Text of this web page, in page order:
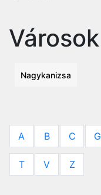
Városok
Nagykanizsa
A B C G
T V Z